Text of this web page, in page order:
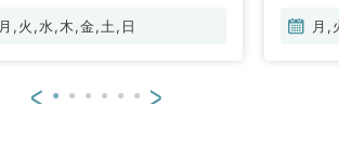
月,火,水,木,金,土,日 月,
< >